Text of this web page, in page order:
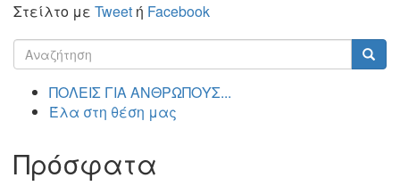
Στείλτο με Tweet ή Facebook
Φόρμα
αναζήτησης
ΠΟΛΕΙΣ ΓΙΑ ΑΝΘΡΩΠΟΥΣ...
Έλα στη θέση μας
Πρόσφατα